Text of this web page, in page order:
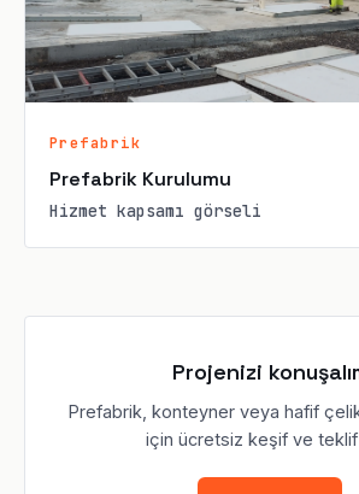
Prefabrik
Prefabrik Kurulumu
Hizmet kapsamı görseli
Projenizi
Prefabrik, konteyner veya hafif
için ücretsiz keşif ve teklif